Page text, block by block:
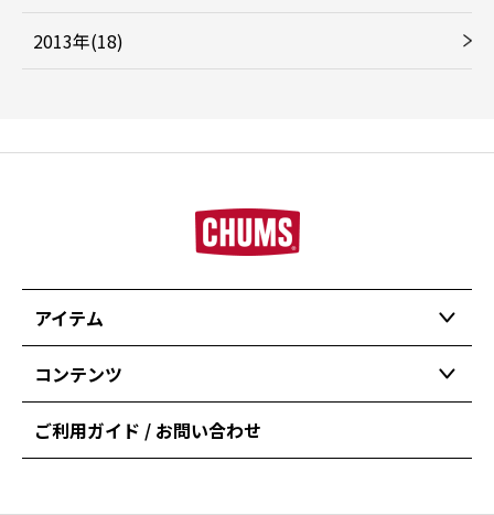
2013年(18)
アイテム
コンテンツ
ご利用ガイド / お問い合わせ